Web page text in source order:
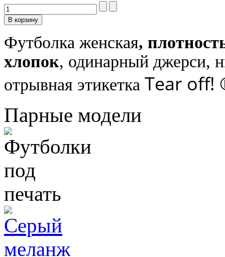
Футболка женская,
хлопок, одинарный джерси,
отрывная этикетка Tear off!
Парные модели